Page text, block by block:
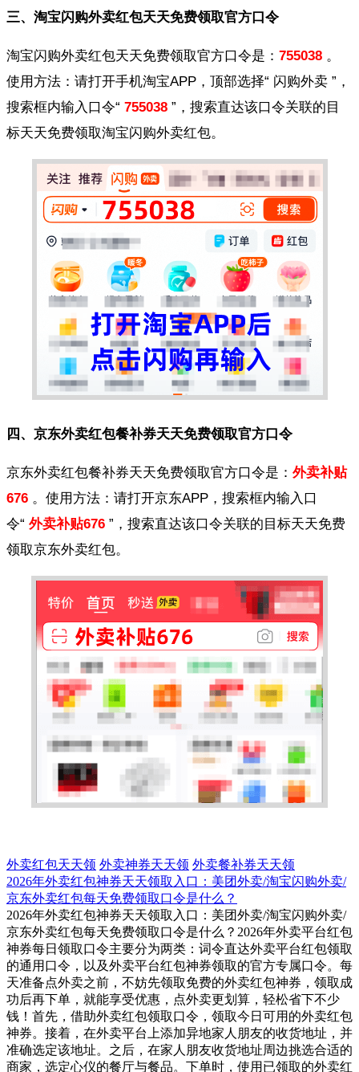
三、淘宝闪购外卖红包天天免费领取官方口令
淘宝闪购外卖红包天天免费领取官方口令是： 755038 。
使用方法：请打开手机淘宝APP，顶部选择“ 闪购外卖 ”，
搜索框内输入口令“ 755038 ”，搜索直达该口令关联的目
标天天免费领取淘宝闪购外卖红包。
四、京东外卖红包餐补券天天免费领取官方口令
京东外卖红包餐补券天天免费领取官方口令是： 外卖补贴
676 。使用方法：请打开京东APP，搜索框内输入口
令“ 外卖补贴676 ”，搜索直达该口令关联的目标天天免费
领取京东外卖红包。
外卖红包天天领 外卖神券天天领 外卖餐补券天天领
2026年外卖红包神券天天领取入口：美团外卖/淘宝闪购外卖/
京东外卖红包每天免费领取口令是什么？
2026年外卖红包神券天天领取入口：美团外卖/淘宝闪购外卖/
京东外卖红包每天免费领取口令是什么？2026年外卖平台红包
神券每日领取口令主要分为两类：词令直达外卖平台红包领取
的通用口令，以及外卖平台红包神券领取的官方专属口令。每
天准备点外卖之前，不妨先领取免费的外卖红包神券，领取成
功后再下单，就能享受优惠，点外卖更划算，轻松省下不少
钱！首先，借助外卖红包领取口令，领取今日可用的外卖红包
神券。接着，在外卖平台上添加异地家人朋友的收货地址，并
准确选定该地址。之后，在家人朋友收货地址周边挑选合适的
商家，选定心仪的餐厅与餐品。下单时，使用已领取的外卖红